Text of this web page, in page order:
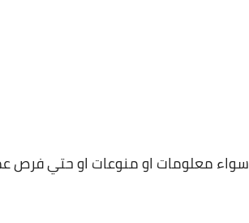
معلومات او منوعات او حتي فرص